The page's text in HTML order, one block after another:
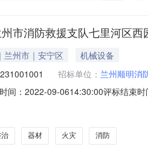
市消防救援支队七里河区
兰州市｜安宁区
机械设备
招标单位： 兰州顺明消
间：2022-09-0614:30:00评标结束
万元3甘肃联城消
器材 火灾 消防